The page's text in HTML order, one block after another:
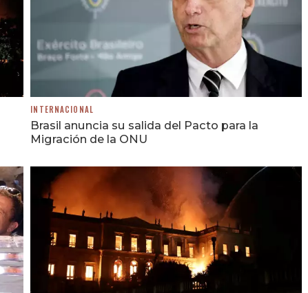
INTERNACIONAL
Brasil anuncia su salida del Pacto para la
Migración de la ONU